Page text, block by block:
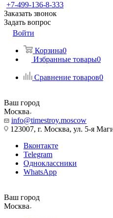
+7-499-136-8-333
Заказать звонок
Задать вопрос
Войти
Корзина0
Избранные товары0
Сравнение товаров0
Ваш город
Москва
info@timestroy.moscow
123007, г. Москва, ул. 5-я
Вконтакте
Telegram
Одноклассники
WhatsApp
Ваш город
Москва